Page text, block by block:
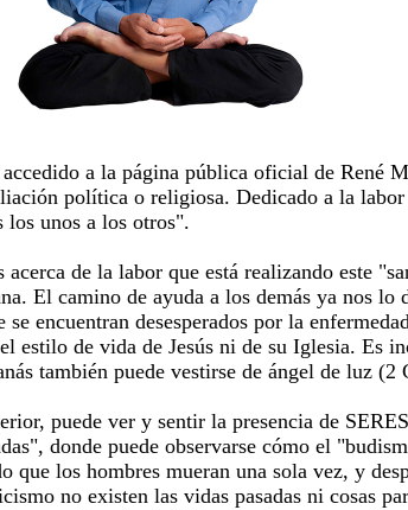
a la página pública oficial de René
política o religiosa. Dedicado a la
unos a los otros".
de la labor que está realizando este
El camino de ayuda a los demás ya nos
encuentran desesperados por la
estilo de vida de Jesús ni de su Iglesia. Es
también puede vestirse de ángel de luz
puede ver y sentir la presencia de
donde puede observarse cómo el
los hombres mueran una sola vez, y
no existen las vidas pasadas ni cosas